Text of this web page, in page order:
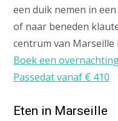
een duik nemen in
of naar beneden
centrum van
Boek een
Passedat vanaf € 410
Eten in Marseille